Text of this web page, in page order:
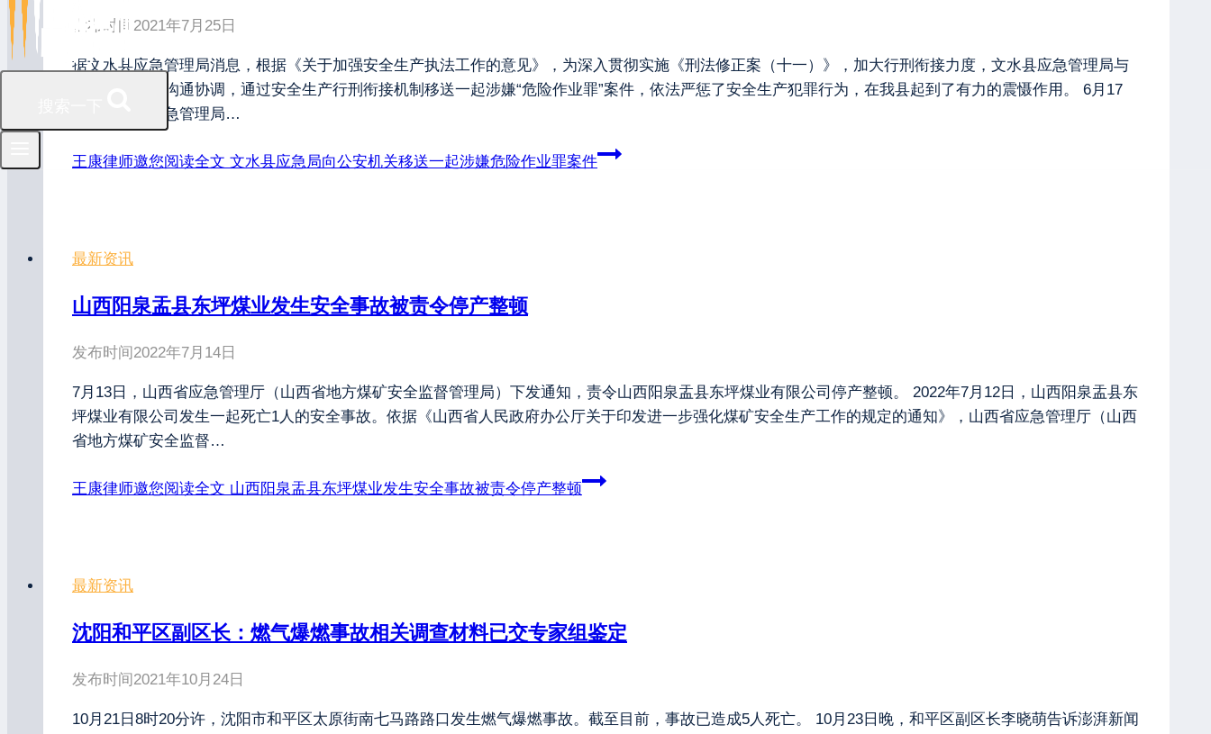
发布时间 2021年7月25日
据文水县应急管理局消息，根据《关于加强安全生产执法工作的意见》，为深入贯彻实施《刑法修正案（十一）》，加大行刑衔接力度，文水县应急管理局与
公安机关积极沟通协调，通过安全生产行刑衔接机制移送一起涉嫌“危险作业罪”案件，依法严惩了安全生产犯罪行为，在我县起到了有力的震慑作用。 6月17
日，文水县应急管理局…
王康律师邀您阅读全文 文水县应急局向公安机关移送一起涉嫌危险作业罪案件
最新资讯
山西阳泉盂县东坪煤业发生安全事故被责令停产整顿
发布时间 2022年7月14日
7月13日，山西省应急管理厅（山西省地方煤矿安全监督管理局）下发通知，责令山西阳泉盂县东坪煤业有限公司停产整顿。 2022年7月12日，山西阳泉盂县东
坪煤业有限公司发生一起死亡1人的安全事故。依据《山西省人民政府办公厅关于印发进一步强化煤矿安全生产工作的规定的通知》，山西省应急管理厅（山西
省地方煤矿安全监督…
王康律师邀您阅读全文 山西阳泉盂县东坪煤业发生安全事故被责令停产整顿
最新资讯
沈阳和平区副区长：燃气爆燃事故相关调查材料已交专家组鉴定
发布时间 2021年10月24日
10月21日8时20分许，沈阳市和平区太原街南七马路路口发生燃气爆燃事故。截至目前，事故已造成5人死亡。 10月23日晚，和平区副区长李晓萌告诉澎湃新闻